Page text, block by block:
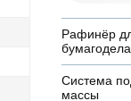
Рафинёр
Система
массы